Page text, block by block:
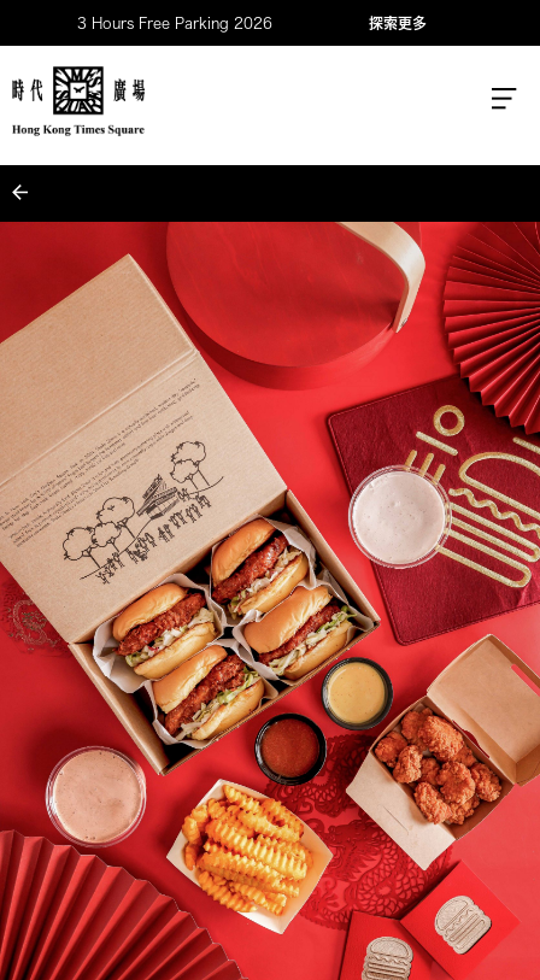
3 Hours Free Parking 2026 探索更多